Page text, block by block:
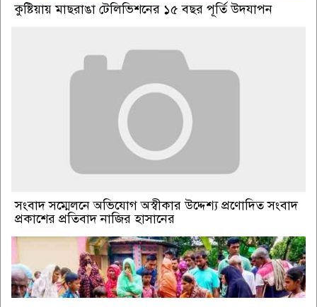
কুষ্টিয়ায় মাছরাঙা টেলিভিশনের ১৫ বছর পূর্তি উদযাপন
সংবাদ সম্মেলনে অভিযোগ অস্বীকার উদ্দেশ্য প্রণোদিত সংবাদ
প্রকাশের প্রতিবাদ নাজির হাসানের